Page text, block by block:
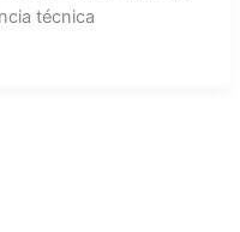
técnica